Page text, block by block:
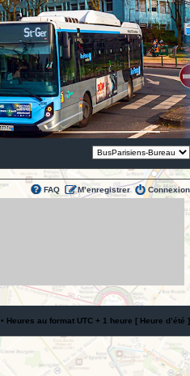
FAQ M’enregistrer Connexion
• Heures au format UTC + 1 heure [ Heure d’été ]